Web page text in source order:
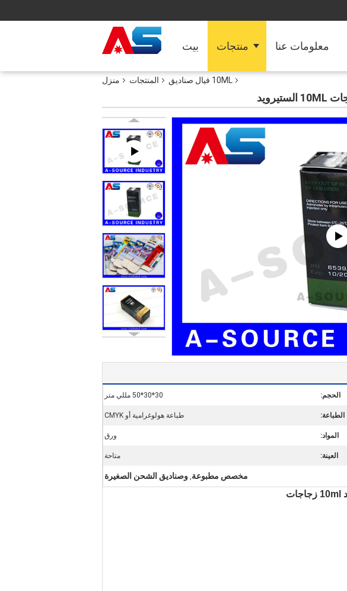
بيت منتجات معلومات عنا
منزل المنتجات 10ML فيال صناديق
الحجم: 30*30*50 مللي متر
الطباعة: طباعة هولوغرامية أو CMYK
المواد: ورق
العينة: متاحة
مخصص مطبوعة, وصناديق الشحن الصغيرة